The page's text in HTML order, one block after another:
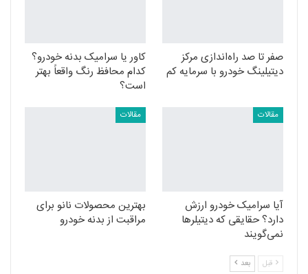
صفر تا صد راه‌اندازی مرکز
دیتیلینگ خودرو با سرمایه کم
کاور یا سرامیک بدنه خودرو؟
کدام محافظ رنگ واقعاً بهتر
است؟
مقالات
آیا سرامیک خودرو ارزش
دارد؟ حقایقی که دیتیلرها
نمی‌گویند
مقالات
بهترین محصولات نانو برای
مراقبت از بدنه خودرو
قبل بعد